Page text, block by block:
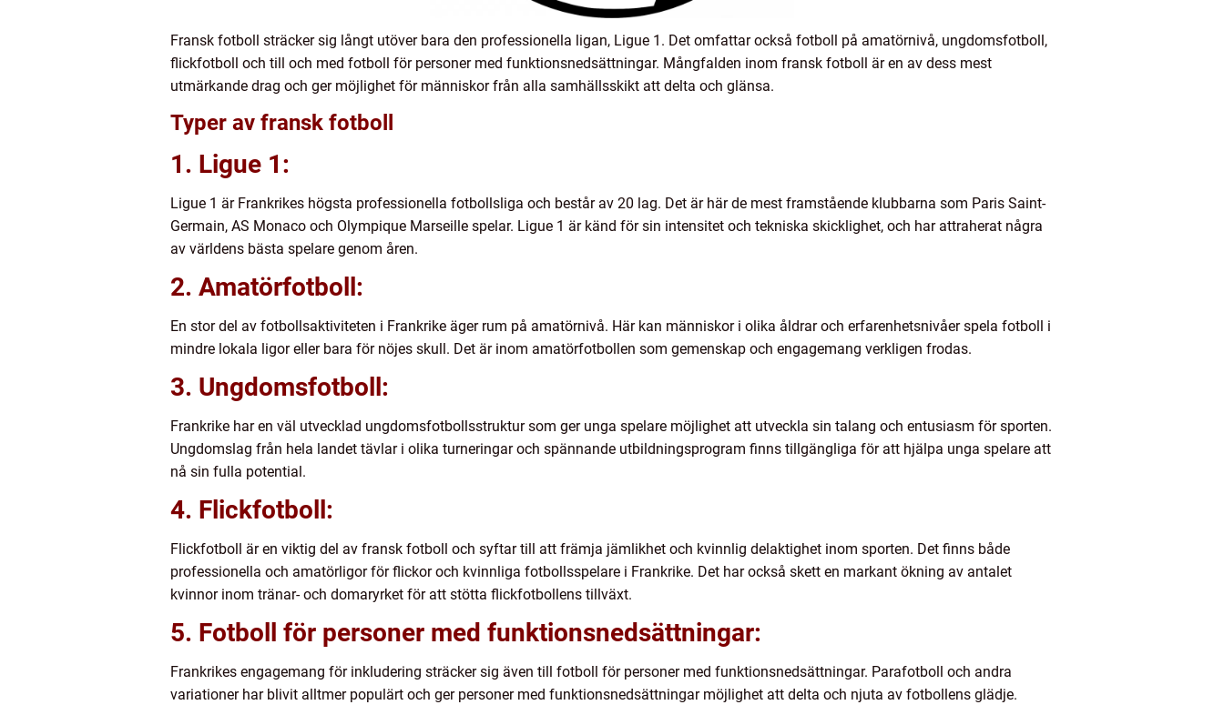
Fransk fotboll sträcker sig långt utöver bara den professionella ligan, Ligue 1. Det omfattar också fotboll på amatörnivå, ungdomsfotboll,
flickfotboll och till och med fotboll för personer med funktionsnedsättningar. Mångfalden inom fransk fotboll är en av dess mest
utmärkande drag och ger möjlighet för människor från alla samhällsskikt att delta och glänsa.
Typer av fransk fotboll
1. Ligue 1:
Ligue 1 är Frankrikes högsta professionella fotbollsliga och består av 20 lag. Det är här de mest framstående klubbarna som Paris Saint-
Germain, AS Monaco och Olympique Marseille spelar. Ligue 1 är känd för sin intensitet och tekniska skicklighet, och har attraherat några
av världens bästa spelare genom åren.
2. Amatörfotboll:
En stor del av fotbollsaktiviteten i Frankrike äger rum på amatörnivå. Här kan människor i olika åldrar och erfarenhetsnivåer spela fotboll i
mindre lokala ligor eller bara för nöjes skull. Det är inom amatörfotbollen som gemenskap och engagemang verkligen frodas.
3. Ungdomsfotboll:
Frankrike har en väl utvecklad ungdomsfotbollsstruktur som ger unga spelare möjlighet att utveckla sin talang och entusiasm för sporten.
Ungdomslag från hela landet tävlar i olika turneringar och spännande utbildningsprogram finns tillgängliga för att hjälpa unga spelare att
nå sin fulla potential.
4. Flickfotboll:
Flickfotboll är en viktig del av fransk fotboll och syftar till att främja jämlikhet och kvinnlig delaktighet inom sporten. Det finns både
professionella och amatörligor för flickor och kvinnliga fotbollsspelare i Frankrike. Det har också skett en markant ökning av antalet
kvinnor inom tränar- och domaryrket för att stötta flickfotbollens tillväxt.
5. Fotboll för personer med funktionsnedsättningar:
Frankrikes engagemang för inkludering sträcker sig även till fotboll för personer med funktionsnedsättningar. Parafotboll och andra
variationer har blivit alltmer populärt och ger personer med funktionsnedsättningar möjlighet att delta och njuta av fotbollens glädje.